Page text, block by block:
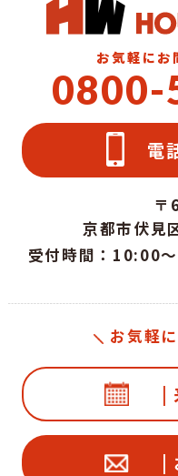
お気軽にお
0800-
電
〒
京都市伏見
受付時間：10:00
お気軽
|
|